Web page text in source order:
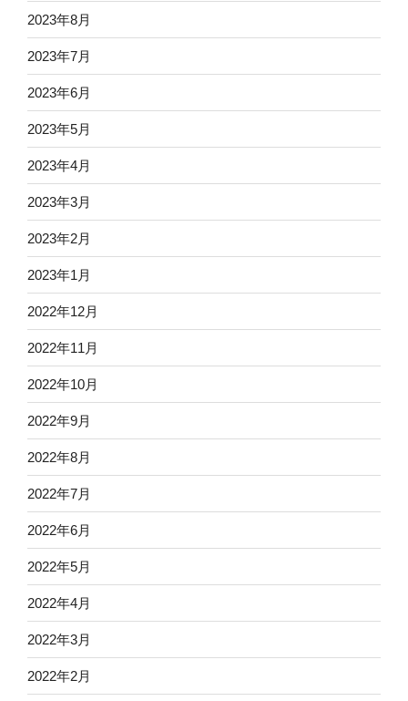
2023年8月
2023年7月
2023年6月
2023年5月
2023年4月
2023年3月
2023年2月
2023年1月
2022年12月
2022年11月
2022年10月
2022年9月
2022年8月
2022年7月
2022年6月
2022年5月
2022年4月
2022年3月
2022年2月